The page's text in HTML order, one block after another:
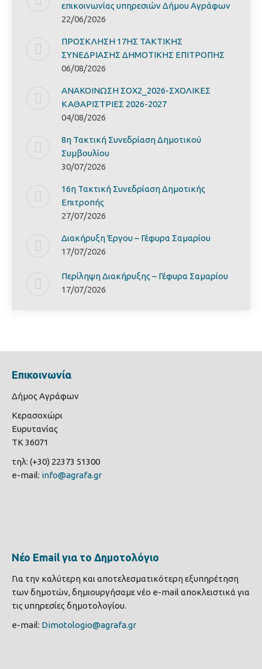
επικοινωνίας υπηρεσιών Δήμου Αγράφων
22/06/2026
ΠΡΟΣΚΛΗΣΗ 17ΗΣ ΤΑΚΤΙΚΗΣ
ΣΥΝΕΔΡΙΑΣΗΣ ΔΗΜΟΤΙΚΗΣ ΕΠΙΤΡΟΠΗΣ
06/08/2026
ΑΝΑΚΟΙΝΩΣΗ ΣΟΧ2_2026-ΣΧΟΛΙΚΕΣ
ΚΑΘΑΡΙΣΤΡΙΕΣ 2026-2027
04/08/2026
8η Τακτική Συνεδρίαση Δημοτικού
Συμβουλίου
30/07/2026
16η Τακτική Συνεδρίαση Δημοτικής
Επιτροπής
27/07/2026
Διακήρυξη Έργoυ – Γέφυρα Σαμαρίoυ
17/07/2026
Περίληψη Διακήρυξης – Γέφυρα Σαμαρίoυ
17/07/2026
Επικοινωνία
Δήμος Αγράφων
Κερασοχώρι
Ευρυτανίας
ΤΚ 36071
τηλ: (+30) 22373 51300
e-mail: info@agrafa.gr
Νέο Email για το Δημοτολόγιο
Για την καλύτερη και αποτελεσματικότερη εξυπηρέτηση
των δημοτών, δημιουργήσαμε νέο e-mail αποκλειστικά για
τις υπηρεσίες δημοτολογίου.
e-mail: Dimotologio@agrafa.gr